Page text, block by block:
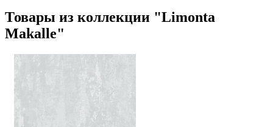
Товары из коллекции "Limonta
Makalle"